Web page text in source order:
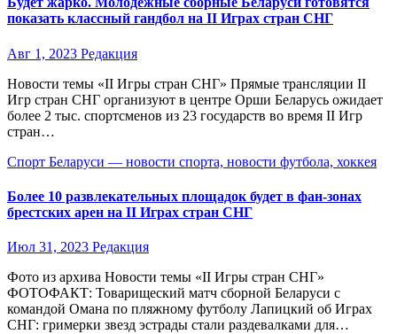
показать классный гандбол на II Играх стран СНГ
Авг 1, 2023 Редакция
Новости темы «II Игры стран СНГ» Прямые трансляции II
Игр стран СНГ организуют в центре Орши Беларусь ожидает
более 2 тыс. спортсменов из 23 государств во время II Игр
стран…
Спорт Беларуси — новости спорта, новости футбола, хоккея
Более 10 развлекательных площадок будет в фан-зонах
брестских арен на II Играх стран СНГ
Июл 31, 2023 Редакция
Фото из архива Новости темы «II Игры стран СНГ»
ФОТОФАКТ: Товарищеский матч сборной Беларуси с
командой Омана по пляжному футболу Лапицкий об Играх
СНГ: гримерки звезд эстрады стали раздевалками для…